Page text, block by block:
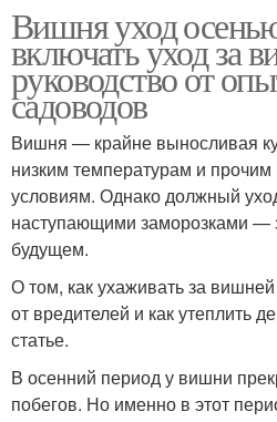
Вишня уход
включать уход за
руководство от
садоводов
Вишня — крайне выносливая
низким температурам и
условиям. Однако должный
наступающими заморозками —
будущем.
О том, как ухаживать за
от вредителей и как утеплить
статье.
В осенний период у вишни
побегов. Но именно в этот